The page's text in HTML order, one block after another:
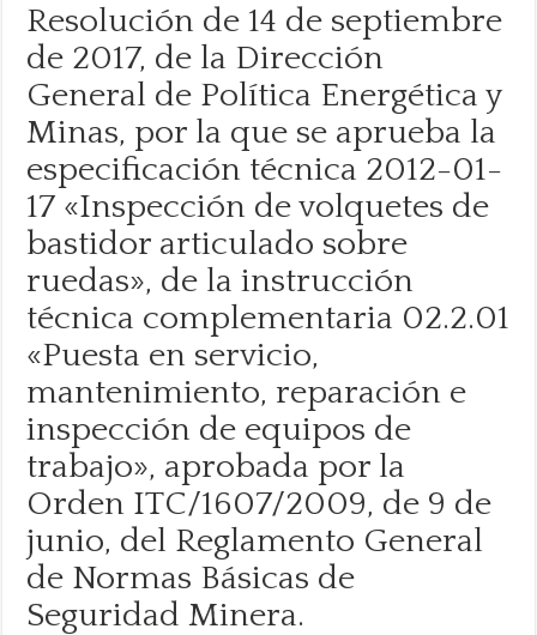
Resolución de 14 de septiembre
de 2017, de la Dirección
General de Política Energética y
Minas, por la que se aprueba la
especificación técnica 2012-01-
17 «Inspección de volquetes de
bastidor articulado sobre
ruedas», de la instrucción
técnica complementaria 02.2.01
«Puesta en servicio,
mantenimiento, reparación e
inspección de equipos de
trabajo», aprobada por la
Orden ITC/1607/2009, de 9 de
junio, del Reglamento General
de Normas Básicas de
Seguridad Minera.